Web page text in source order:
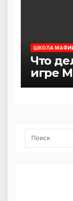
ШКОЛА
Что
игре